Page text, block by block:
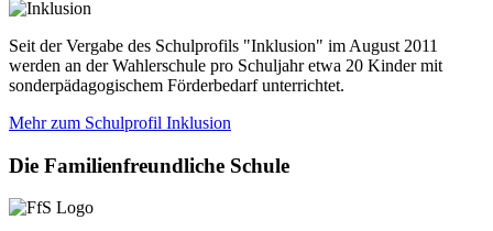
Seit der Vergabe des Schulprofils "Inklusion" im August 2011
werden an der Wahlerschule pro Schuljahr etwa 20 Kinder mit
sonderpädagogischem Förderbedarf unterrichtet.
Mehr zum Schulprofil Inklusion
Die Familienfreundliche Schule